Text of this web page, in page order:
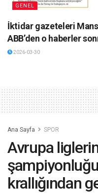
GENEL
İktidar gazeteleri
ABB’den o haberler
2026-03-30
Ana Sayfa SPOR
Avrupa
krallığından